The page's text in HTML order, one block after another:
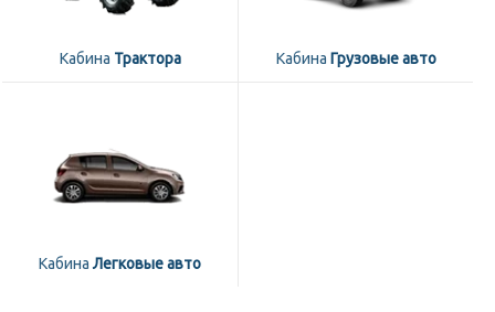
Кабина Трактора Кабина Грузовые авто
Кабина Легковые авто